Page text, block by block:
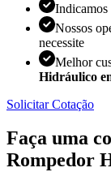
Indicamos
Nossos
necessite
Melhor
Hidráulico
Solicitar Cotação
Faça uma
Rompedor